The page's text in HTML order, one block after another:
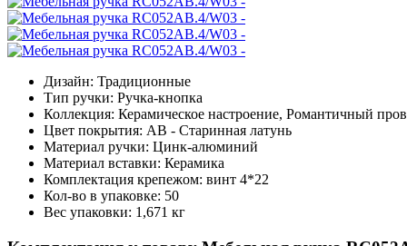
Дизайн: Традиционные
Тип ручки: Ручка-кнопка
Коллекция: Керамическое настроение, Романтичный
Цвет покрытия: AB - Старинная латунь
Материал ручки: Цинк-алюминий
Материал вставки: Керамика
Комплектация крепежом: винт 4*22
Кол-во в упаковке: 50
Вес упаковки: 1,671 кг